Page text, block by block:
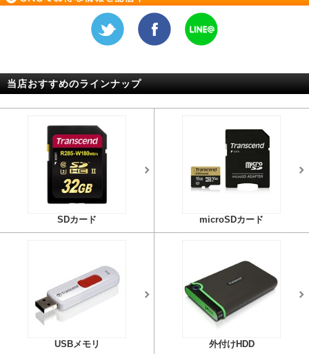
当店おすすめのラインナップ
SDカード microSDカード
USBメモリ 外付けHDD